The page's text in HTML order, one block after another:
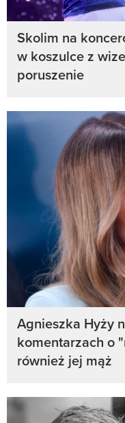
Skolim na
w koszulce z
poruszenie
Agnieszka Hyży
komentarzach o
również jej mąż